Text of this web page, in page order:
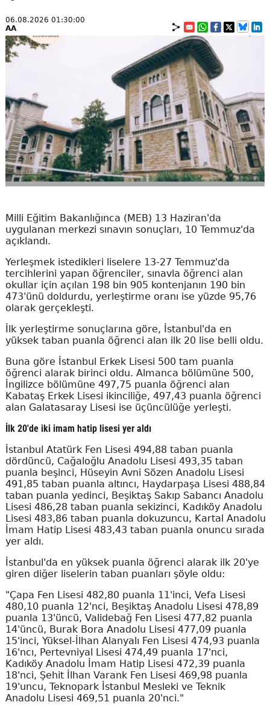
06.08.2026 01:30:00
AA
Milli Eğitim Bakanlığınca (MEB) 13 Haziran'da
uygulanan merkezi sınavın sonuçları, 10 Temmuz'da
açıklandı.
Yerleşmek istedikleri liselere 13-27 Temmuz'da
tercihlerini yapan öğrenciler, sınavla öğrenci alan
okullar için açılan 198 bin 905 kontenjanın 190 bin
473'ünü doldurdu, yerleştirme oranı ise yüzde 95,76
olarak gerçekleşti.
İlk yerleştirme sonuçlarına göre, İstanbul'da en
yüksek taban puanla öğrenci alan ilk 20 lise belli oldu.
Buna göre İstanbul Erkek Lisesi 500 tam puanla
öğrenci alarak birinci oldu. Almanca bölümüne 500,
İngilizce bölümüne 497,75 puanla öğrenci alan
Kabataş Erkek Lisesi ikinciliğe, 497,43 puanla öğrenci
alan Galatasaray Lisesi ise üçüncülüğe yerleşti.
İlk 20'de iki imam hatip lisesi yer aldı
İstanbul Atatürk Fen Lisesi 494,88 taban puanla
dördüncü, Cağaloğlu Anadolu Lisesi 493,35 taban
puanla beşinci, Hüseyin Avni Sözen Anadolu Lisesi
491,85 taban puanla altıncı, Haydarpaşa Lisesi 488,84
taban puanla yedinci, Beşiktaş Sakıp Sabancı Anadolu
Lisesi 486,28 taban puanla sekizinci, Kadıköy Anadolu
Lisesi 483,86 taban puanla dokuzuncu, Kartal Anadolu
İmam Hatip Lisesi 483,43 taban puanla onuncu sırada
yer aldı.
İstanbul'da en yüksek puanla öğrenci alarak ilk 20'ye
giren diğer liselerin taban puanları şöyle oldu:
"Çapa Fen Lisesi 482,80 puanla 11'inci, Vefa Lisesi
480,10 puanla 12'nci, Beşiktaş Anadolu Lisesi 478,89
puanla 13'üncü, Validebağ Fen Lisesi 477,82 puanla
14'üncü, Burak Bora Anadolu Lisesi 477,09 puanla
15'inci, Yüksel-İlhan Alanyalı Fen Lisesi 474,93 puanla
16'ncı, Pertevniyal Lisesi 474,49 puanla 17'nci,
Kadıköy Anadolu İmam Hatip Lisesi 472,39 puanla
18'nci, Şehit İlhan Varank Fen Lisesi 469,98 puanla
19'uncu, Teknopark İstanbul Mesleki ve Teknik
Anadolu Lisesi 469,51 puanla 20'nci."